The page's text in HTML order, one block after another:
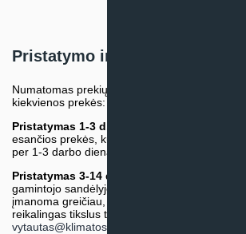
Pristatymo informacija
Numatomas prekių pristatymo terminas
kiekvienos prekės:
Pristatymas 1-3 d.d.
esančios prekės, kurių atsiėmimą arba
per 1-3 darbo dienas.)
Pristatymas 3-14 d.d. arba ilgiau*
gamintojo sandėlyje esančios prekės. Prekė
įmanoma greičiau, tačiau tiekimo terminas gali
reikalingas tikslus terminas, iš anksto
vytautas@klimatosprendimai.lt